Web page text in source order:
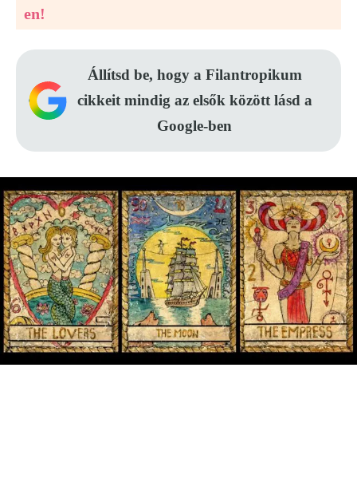
en!
Állítsd be, hogy a Filantropikum
cikkeit mindig az elsők között lásd a
Google-ben